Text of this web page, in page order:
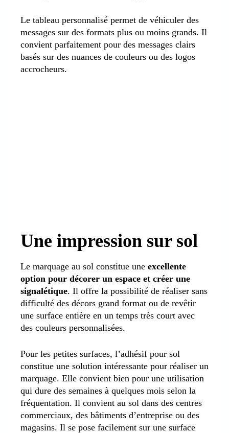
Le tableau personnalisé permet de véhiculer des
messages sur des formats plus ou moins grands. Il
convient parfaitement pour des messages clairs
basés sur des nuances de couleurs ou des logos
accrocheurs.
Une impression sur sol
Le marquage au sol constitue une excellente
option pour décorer un espace et créer une
signalétique. Il offre la possibilité de réaliser sans
difficulté des décors grand format ou de revêtir
une surface entière en un temps très court avec
des couleurs personnalisées.
Pour les petites surfaces, l’adhésif pour sol
constitue une solution intéressante pour réaliser un
marquage. Elle convient bien pour une utilisation
qui dure des semaines à quelques mois selon la
fréquentation. Il convient au sol dans des centres
commerciaux, des bâtiments d’entreprise ou des
magasins. Il se pose facilement sur une surface